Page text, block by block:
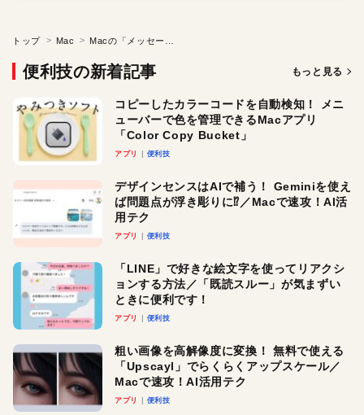
トップ Mac
便利技の新着記事 もっと見る
コピーしたカラーコードを自動検知！ メニ
ューバーで色を管理できるMacアプリ
「Color Copy Bucket」
アプリ 便利技
デザインセンスはAIで補う！ Geminiを使え
ば問題点が浮き彫りに⁉︎／Macで速攻！AI活
用テク
アプリ 便利技
「LINE」で好きな絵文字を使ってリアクシ
ョンする方法／「既読スルー」が気まずい
ときに便利です！
アプリ 便利技
粗い画像を高解像度に変換！ 無料で使える
「Upscayl」でらくらくアップスケール／
Macで速攻！AI活用テク
アプリ 便利技